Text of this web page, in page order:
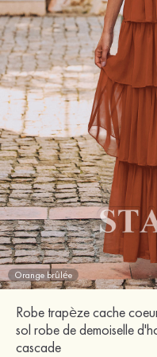
Orange brûlée
Robe trapèze cache
sol robe de demoiselle
cascade